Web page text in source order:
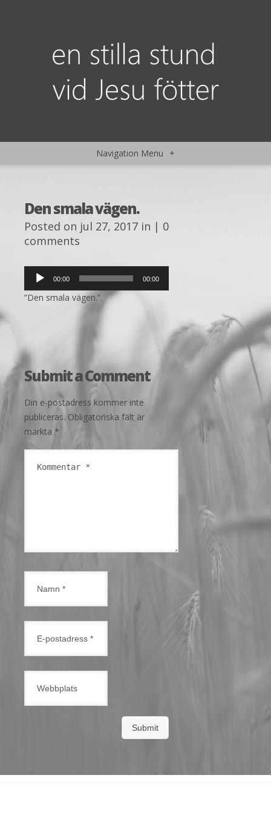
Navigation Menu +
Den smala vägen.
Posted on jul 27, 2017 in | 0
comments
Ljudspelare
00:00 00:00
”Den smala vägen.”.
Submit a Comment
Din e-postadress kommer inte
publiceras. Obligatoriska fält är
märkta *